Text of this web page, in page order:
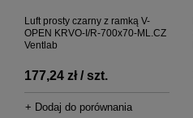
Luft prosty czarny z ramką V-
OPEN KRVO-I/R-700x70-ML.CZ
Ventlab
177,24 zł / szt.
+ Dodaj do porównania